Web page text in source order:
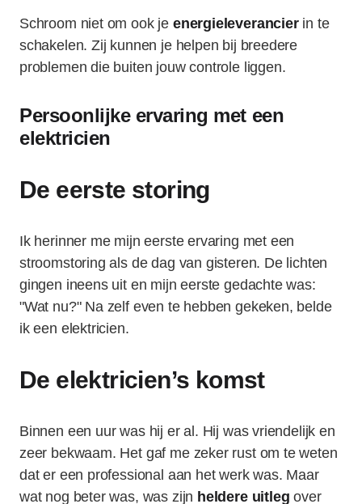
Schroom niet om ook je energieleverancierin te
schakelen. Zij kunnen je helpen bij breedere
problemen die buiten jouw controle liggen.
Persoonlijke ervaring met een
elektricien
De eerste storing
Ik herinner me mijn eerste ervaring met een
stroomstoring als de dag van gisteren. De lichten
gingen ineens uit en mijn eerste gedachte was:
"Wat nu?" Na zelf even te hebben gekeken, belde
ik een elektricien.
De elektricien’s komst
Binnen een uur was hij er al. Hij was vriendelijk en
zeer bekwaam. Het gaf me zeker rust om te weten
dat er een professional aan het werk was. Maar
wat nog beter was, was zijn heldere uitleg over